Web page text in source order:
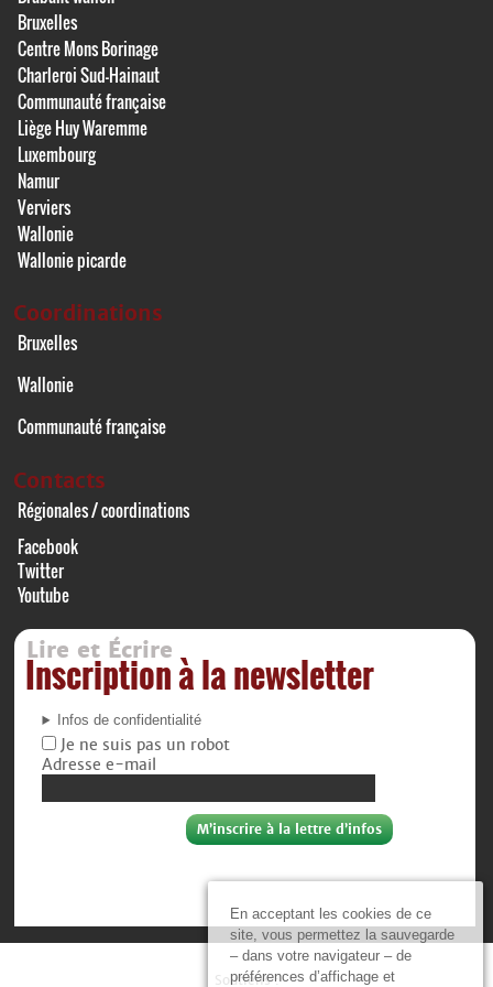
En acceptant les cookies de ce
site, vous permettez la sauvegarde
– dans votre navigateur – de
préférences d’affichage et
Bruxelles
Centre Mons Borinage
Charleroi Sud-Hainaut
Communauté française
Liège Huy Waremme
Luxembourg
Namur
Verviers
Wallonie
Wallonie picarde
Coordinations
Bruxelles
Wallonie
Communauté française
Contacts
Régionales / coordinations
Facebook
Twitter
Youtube
Lire et Écrire
Inscription à la newsletter
Infos de confidentialité
Je ne suis pas un robot
Adresse e-mail
Soutiens :